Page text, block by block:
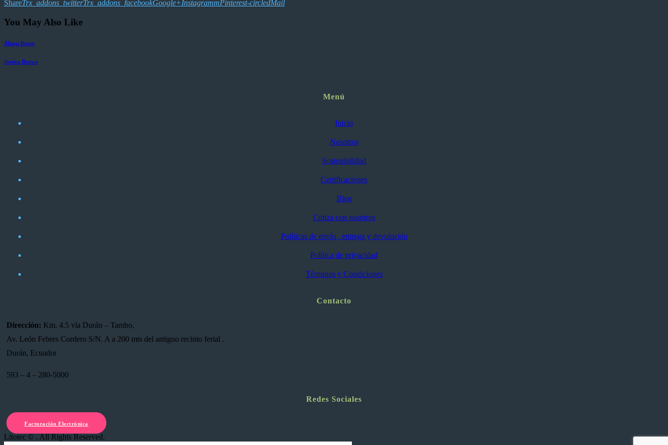
ShareTrx_addons_twitterTrx_addons_facebookGoogle+InstagrammPinterest-circledMail
You May Also Like
Alison Down
Jessica Brown
Menú
Inicio
Nosotros
Sostenibilidad
Certificaciones
Blog
Cotiza con nosotros
Políticas de envío , entrega y devolución
Política de privacidad
Términos y Condiciones
Contacto
Dirección: Km. 4.5 vía Durán – Tambo,
Av. León Febres Cordero S/N. A a 200 mts del antiguo recinto ferial .
Durán, Ecuador
593 – 4 – 280-5000
Redes Sociales
Facturación Electrónica
Litotec © . All Rights Reserved.